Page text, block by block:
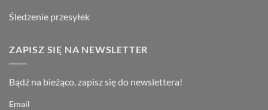
Śledzenie przesyłek
ZAPISZ SIĘ NA NEWSLETTER
Bądź na bieżąco, zapisz się do newslettera!
Email